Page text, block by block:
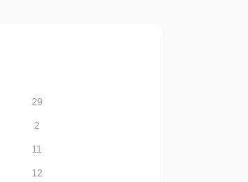
29
2
11
12